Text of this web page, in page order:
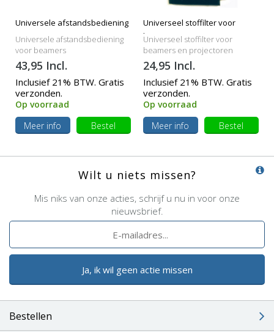
Universele afstandsbediening
Universele afstandsbediening
voor beamers
43,95 Incl.
Inclusief 21% BTW. Gratis
verzonden.
Op voorraad
Meer info
Bestel
Universeel stoffilter voor
beamers
Universeel stoffilter voor
beamers en projectoren
24,95 Incl.
Inclusief 21% BTW. Gratis
verzonden.
Op voorraad
Meer info
Bestel
Wilt u niets missen?
Mis niks van onze acties, schrijf u nu in voor onze
nieuwsbrief.
Ja, ik wil geen actie missen
Bestellen